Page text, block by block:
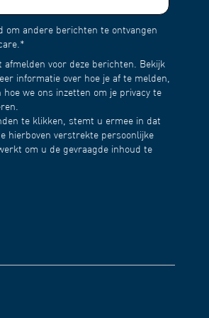
met water en vernevel het water.
de medicatie na gebruik opdroogt en
moet u het water 1 tot 2 minuten
in een mild (neutraal)
spoel het af met schoon water. Laat
een schone plaats.
om andere berichten te ontvangen
*
voor deze berichten. Bekijk
informatie over hoe je af te melden,
hoe we ons inzetten om je privacy te
te klikken, stemt u ermee in dat
hierboven verstrekte persoonlijke
om u de gevraagde inhoud te